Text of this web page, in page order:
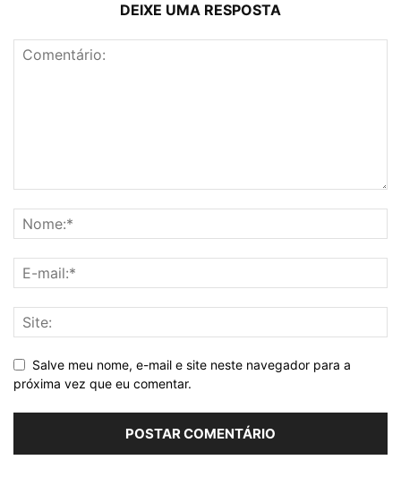
DEIXE UMA RESPOSTA
Salve meu nome, e-mail e site neste navegador para a
próxima vez que eu comentar.